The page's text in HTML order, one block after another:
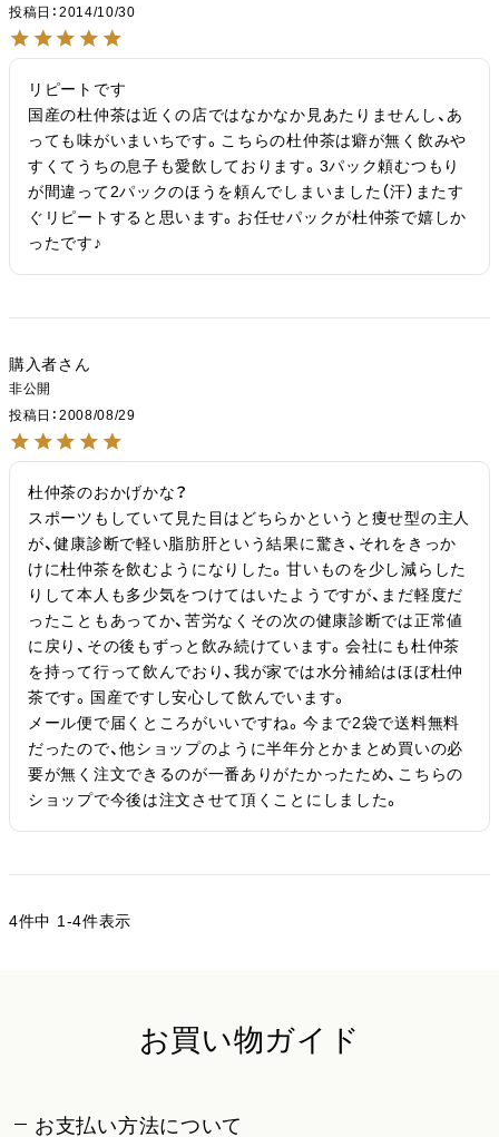
投稿日
2014/10/30
リピートです
国産の杜仲茶は近くの店ではなかなか見あたりませんし、あ
っても味がいまいちです。こちらの杜仲茶は癖が無く飲みや
すくてうちの息子も愛飲しております。3パック頼むつもり
が間違って2パックのほうを頼んでしまいました（汗）またす
ぐリピートすると思います。お任せパックが杜仲茶で嬉しか
ったです♪
購入者
非公開
投稿日
2008/08/29
杜仲茶のおかげかな？
スポーツもしていて見た目はどちらかというと痩せ型の主人
が、健康診断で軽い脂肪肝という結果に驚き、それをきっか
けに杜仲茶を飲むようになりした。甘いものを少し減らした
りして本人も多少気をつけてはいたようですが、まだ軽度だ
ったこともあってか、苦労なくその次の健康診断では正常値
に戻り、その後もずっと飲み続けています。会社にも杜仲茶
を持って行って飲んでおり、我が家では水分補給はほぼ杜仲
茶です。国産ですし安心して飲んでいます。
メール便で届くところがいいですね。今まで2袋で送料無料
だったので、他ショップのように半年分とかまとめ買いの必
要が無く注文できるのが一番ありがたかったため、こちらの
ショップで今後は注文させて頂くことにしました。
4件中 1-4件表示
お買い物ガイド
お支払い方法について